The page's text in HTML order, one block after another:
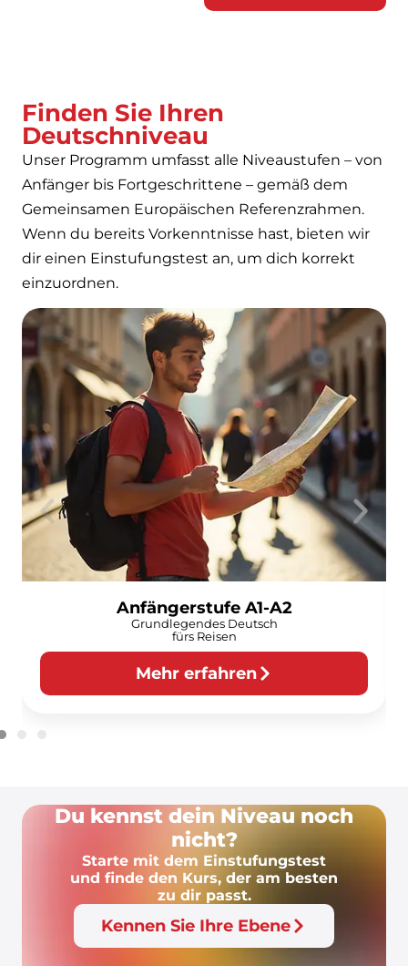
Finden Sie Ihren
Deutschniveau
Unser Programm umfasst alle Niveaustufen – von
Anfänger bis Fortgeschrittene – gemäß dem
Gemeinsamen Europäischen Referenzrahmen.
Wenn du bereits Vorkenntnisse hast, bieten wir
dir einen Einstufungstest an, um dich korrekt
einzuordnen.
Anfängerstufe A1-A2
Grundlegendes Deutsch
fürs Reisen
Mehr erfahren
Du kennst dein Niveau noch
nicht?
Starte mit dem Einstufungstest
und finde den Kurs, der am besten
zu dir passt.
Kennen Sie Ihre Ebene